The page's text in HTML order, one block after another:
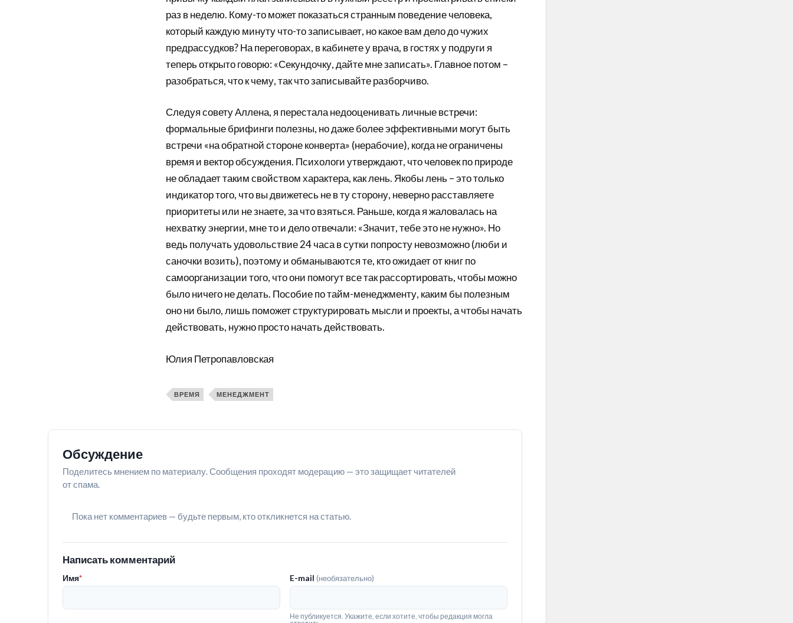
раз в неделю. Кому-то может показаться странным поведение человека,
который каждую минуту что-то записывает, но какое вам дело до чужих
предрассудков? На переговорах, в кабинете у врача, в гостях у подруги я
теперь открыто говорю: «Секундочку, дайте мне записать». Главное потом –
разобраться, что к чему, так что записывайте разборчиво.
Следуя совету Аллена, я перестала недооценивать личные встречи:
формальные брифинги полезны, но даже более эффективными могут быть
встречи «на обратной стороне конверта» (нерабочие), когда не ограничены
время и вектор обсуждения. Психологи утверждают, что человек по природе
не обладает таким свойством характера, как лень. Якобы лень – это только
индикатор того, что вы движетесь не в ту сторону, неверно расставляете
приоритеты или не знаете, за что взяться. Раньше, когда я жаловалась на
нехватку энергии, мне то и дело отвечали: «Значит, тебе это не нужно». Но
ведь получать удовольствие 24 часа в сутки попросту невозможно (люби и
саночки возить), поэтому и обманываются те, кто ожидает от книг по
самоорганизации того, что они помогут все так рассортировать, чтобы можно
было ничего не делать. Пособие по тайм-менеджменту, каким бы полезным
оно ни было, лишь поможет структурировать мысли и проекты, а чтобы начать
действовать, нужно просто начать действовать.
Юлия Петропавловская
ВРЕМЯ МЕНЕДЖМЕНТ
Обсуждение
Поделитесь мнением по материалу. Сообщения проходят модерацию — это защищает читателей
от спама.
Пока нет комментариев — будьте первым, кто откликнется на статью.
Написать комментарий
Имя* E-mail (необязательно)
Не публикуется. Укажите, если хотите, чтобы редакция могла